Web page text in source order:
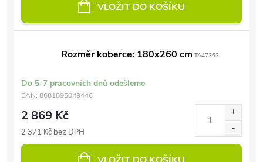
VLOŽIT DO KOŠÍKU
Rozměr koberce: 180x260 cm TA47363
Do 5-7 pracovních dnů odešleme
EAN: 8681895049446
2 869 Kč
2 371 Kč bez DPH